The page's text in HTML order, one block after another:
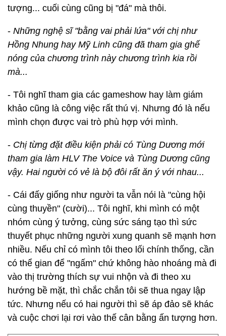
tượng... cuối cùng cũng bị "đá" mà thôi.
- Những nghệ sĩ "bằng vai phải lứa" với chị như
Hồng Nhung hay Mỹ Linh cũng đã tham gia ghế
nóng của chương trình này chương trình kia rồi
mà...
- Tôi nghĩ tham gia các gameshow hay làm giám
khảo cũng là công việc rất thú vị. Nhưng đó là nếu
mình chọn được vai trò phù hợp với mình.
- Chị từng đặt điều kiện phải có Tùng Dương mới
tham gia làm HLV The Voice và Tùng Dương cũng
vậy. Hai người có vẻ là bộ đôi rất ăn ý với nhau...
- Cái đấy giống như người ta vẫn nói là "cùng hội
cùng thuyền" (cười)... Tôi nghĩ, khi mình có một
nhóm cùng ý tưởng, cùng sức sáng tạo thì sức
thuyết phục những người xung quanh sẽ mạnh hơn
nhiều. Nếu chỉ có mình tôi theo lối chính thống, cần
có thể gian để "ngấm" chứ không hào nhoáng mà đi
vào thị trường thích sự vui nhộn và đi theo xu
hướng bề mặt, thì chắc chắn tôi sẽ thua ngay lập
tức. Nhưng nếu có hai người thì sẽ áp đảo sẽ khác
và cuộc chơi lại rơi vào thế cân bằng ấn tượng hơn.